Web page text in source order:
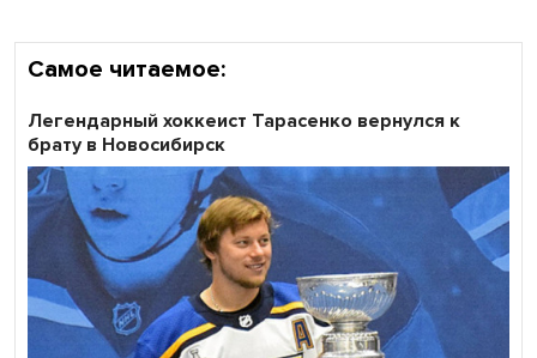
Самое читаемое:
Легендарный хоккеист Тарасенко вернулся к
брату в Новосибирск